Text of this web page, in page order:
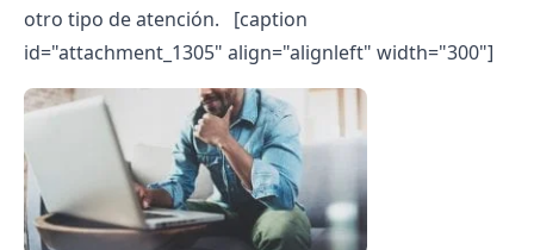
otro tipo de atención.
[caption
id="attachment_1305" align="alignleft" width="300"]